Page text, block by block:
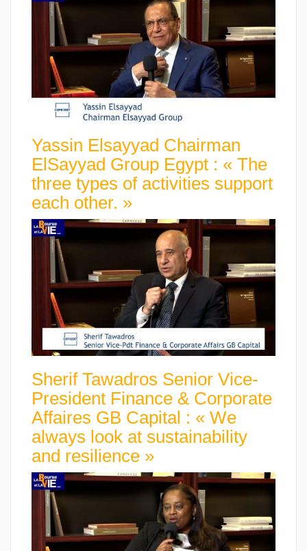
Yassin Elsayyad Chairman
ElSayyad Group Egypt : « The
three types of activities support
each other. »
Sherif Tawadros Senior Vice-
President Finance & Corporate
Affaires GB Capital : « We
always look at sustainability
and resilience »